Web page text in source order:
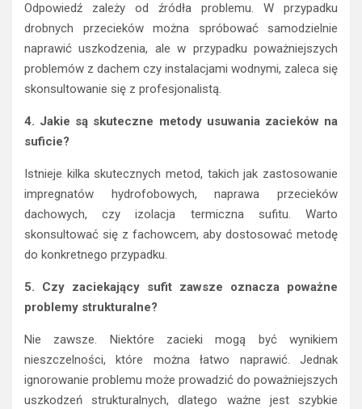
Odpowiedź zależy od źródła problemu. W przypadku
drobnych przecieków można spróbować samodzielnie
naprawić uszkodzenia, ale w przypadku poważniejszych
problemów z dachem czy instalacjami wodnymi, zaleca się
skonsultowanie się z profesjonalistą.
4. Jakie są skuteczne metody usuwania zacieków na
suficie?
Istnieje kilka skutecznych metod, takich jak zastosowanie
impregnatów hydrofobowych, naprawa przecieków
dachowych, czy izolacja termiczna sufitu. Warto
skonsultować się z fachowcem, aby dostosować metodę
do konkretnego przypadku.
5. Czy zaciekający sufit zawsze oznacza poważne
problemy strukturalne?
Nie zawsze. Niektóre zacieki mogą być wynikiem
nieszczelności, które można łatwo naprawić. Jednak
ignorowanie problemu może prowadzić do poważniejszych
uszkodzeń strukturalnych, dlatego ważne jest szybkie